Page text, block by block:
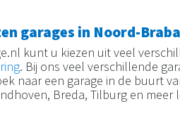
garages in Noord-
kunt u kiezen uit veel
. Bij ons veel verschillende
naar een garage in de buurt
Breda, Tilburg en